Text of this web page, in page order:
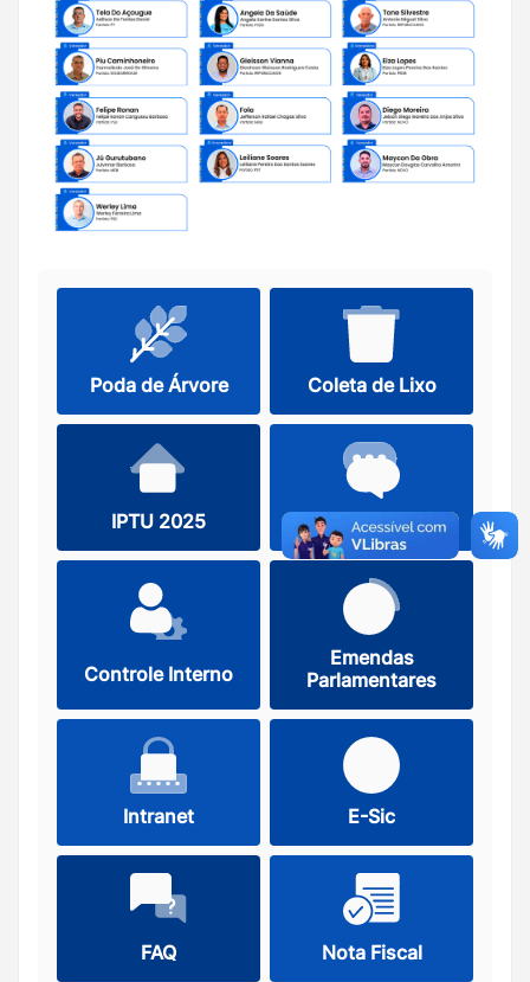
Poda de Árvore Coleta de Lixo
IPTU 2025 Ouvidoria
Controle Interno
Emendas
Parlamentares
Intranet E-Sic
FAQ Nota Fiscal